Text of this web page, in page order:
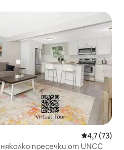
Средна
4,7 (73)
пресечки от UNCC